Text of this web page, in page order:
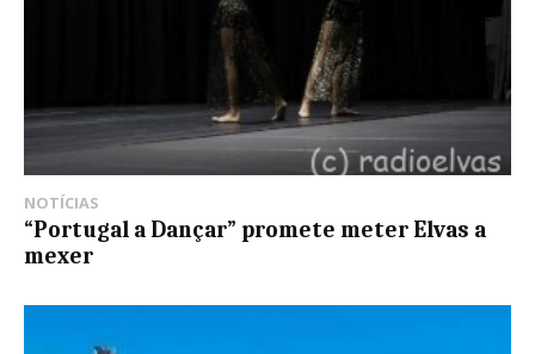
NOTÍCIAS
“Portugal a Dançar” promete meter Elvas a
mexer